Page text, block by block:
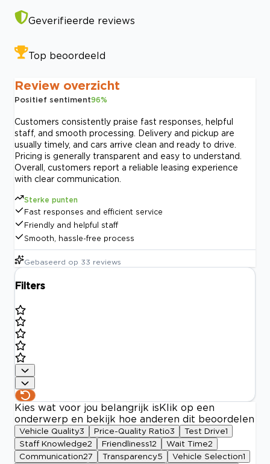
Geverifieerde reviews
Top beoordeeld
Review overzicht
Positief sentiment96%
Customers consistently praise fast responses, helpful
staff, and smooth processing. Delivery and pickup are
usually timely, and cars arrive clean and ready to drive.
Pricing is generally transparent and easy to understand.
Overall, customers report a reliable leasing experience
with clear communication.
Sterke punten
Fast responses and efficient service
Friendly and helpful staff
Smooth, hassle-free process
Gebaseerd op 33 reviews
Filters
Kies wat voor jou belangrijk is Klik op een
onderwerp en bekijk hoe anderen dit beoordelen
Vehicle Quality3 Price-Quality Ratio3 Test Drive1
Staff Knowledge2 Friendliness12 Wait Time2
Communication27 Transparency5 Vehicle Selection1